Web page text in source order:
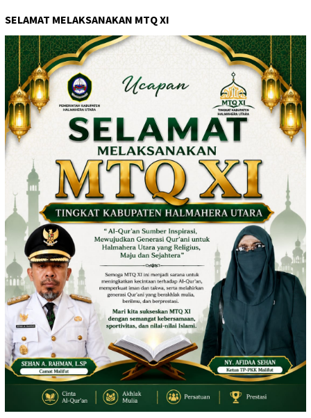
SELAMAT MELAKSANAKAN MTQ XI